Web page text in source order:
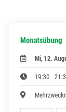
Monatsübung
Mi, 12.
19:30 -